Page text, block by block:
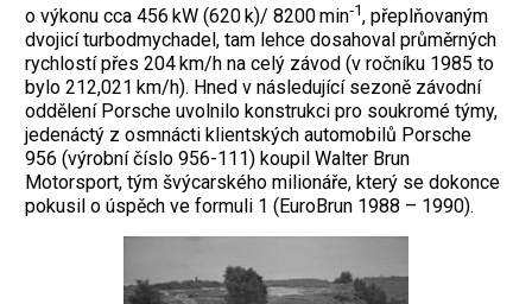
o výkonu cca 456 kW (620 k)/ 8200 min‑1, přeplňovaným
dvojicí turbodmychadel, tam lehce dosahoval průměrných
rychlostí přes 204 km/h na celý závod (v ročníku 1985 to
bylo 212,021 km/h). Hned v následující sezoně závodní
oddělení Porsche uvolnilo konstrukci pro soukromé týmy,
jedenáctý z osmnácti klientských automobilů Porsche
956 (výrobní číslo 956-111) koupil Walter Brun
Motorsport, tým švýcarského milionáře, který se dokonce
pokusil o úspěch ve formuli 1 (EuroBrun 1988 – 1990).